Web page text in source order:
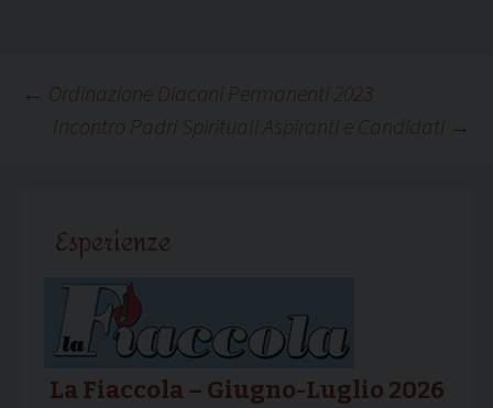
Navigazione
← Ordinazione Diaconi Permanenti 2023
Incontro Padri Spirituali Aspiranti e Candidati →
Esperienze
La Fiaccola – Giugno-Luglio 2026